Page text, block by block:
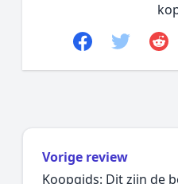
Facebook
Twitter
Vorige review
Koopgids: Dit zijn de